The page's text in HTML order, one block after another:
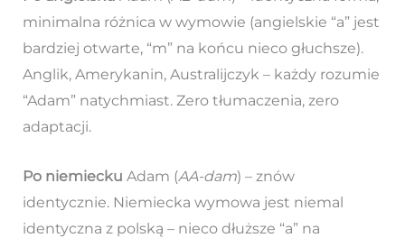
minimalna różnica w wymowie (angielskie “a” jest
bardziej otwarte, “m” na końcu nieco głuchsze).
Anglik, Amerykanin, Australijczyk – każdy rozumie
“Adam” natychmiast. Zero tłumaczenia, zero
adaptacji.
Po niemiecku Adam (AA-dam) – znów
identycznie. Niemiecka wymowa jest niemal
identyczna z polską – nieco dłuższe “a” na